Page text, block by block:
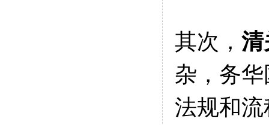
其次， 清
杂，务
法规和